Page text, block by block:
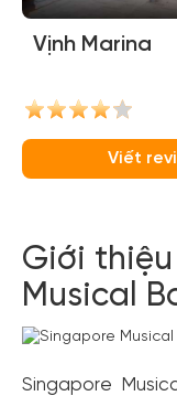
Vịnh Marina
Viết
Giới
Musical
Singapore